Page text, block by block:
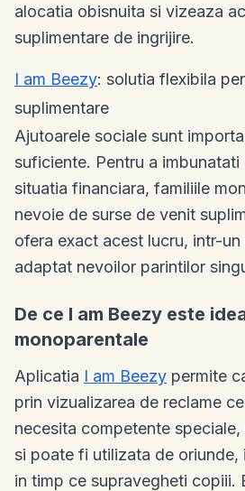
alocatia obisnuita si vizeaza
suplimentare de ingrijire.
I am Beezy: solutia flexibila
suplimentare
Ajutoarele sociale sunt
suficiente. Pentru a
situatia financiara, familiile
nevoie de surse de venit
ofera exact acest lucru, intr-
adaptat nevoilor parintilor
De ce I am Beezy este
monoparentale
Aplicatia I am Beezy permite
prin vizualizarea de reclame
necesita competente
si poate fi utilizata de oriunde,
in timp ce supravegheti copiii.